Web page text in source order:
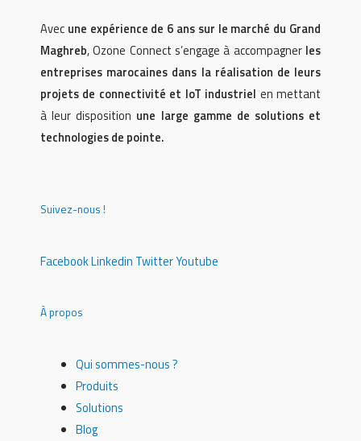
Avec une expérience de 6 ans sur le marché du Grand
Maghreb, Ozone Connect s’engage à accompagner les
entreprises marocaines dans la réalisation de leurs
projets de connectivité et IoT industriel en mettant
à leur disposition une large gamme de solutions et
technologies de pointe.
Suivez-nous !
FacebookLinkedin TwitterYoutube
À propos
Qui sommes-nous ?
Produits
Solutions
Blog